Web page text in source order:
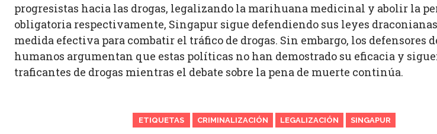
progresistas hacia las drogas, legalizando la marihuana medicinal y abolir la
obligatoria respectivamente, Singapur sigue defendiendo sus leyes
medida efectiva para combatir el tráfico de drogas. Sin embargo, los defensores
humanos argumentan que estas políticas no han demostrado su eficacia y
traficantes de drogas mientras el debate sobre la pena de muerte continúa.
ETIQUETAS CRIMINALIZACIÓN LEGALIZACIÓN SINGAPUR